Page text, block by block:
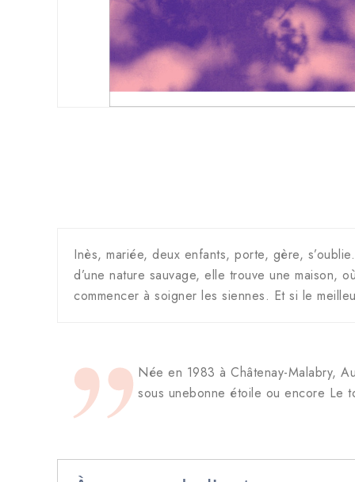
Inès, mariée, deux enfants, porte, gère,
d’une nature sauvage, elle trouve une maison,
commencer à soigner les siennes. Et si le
Née en 1983 à Châtenay-Malabry,
sous unebonne étoile ou encore Le